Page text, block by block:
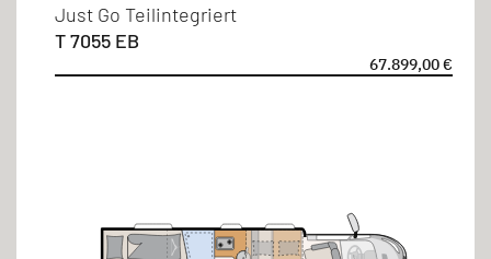
4 Personen
Just Go Teilintegriert
T 7055 EB
67.899,00 €